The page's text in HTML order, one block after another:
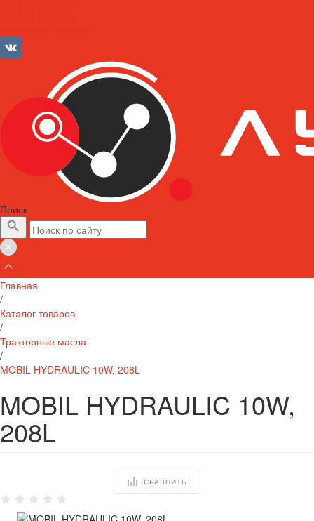
Поиск
Главная
/
Каталог товаров
/
Тракторные масла
/
MOBIL HYDRAULIC 10W, 208L
MOBIL HYDRAULIC 10W,
208L
СРАВНИТЬ